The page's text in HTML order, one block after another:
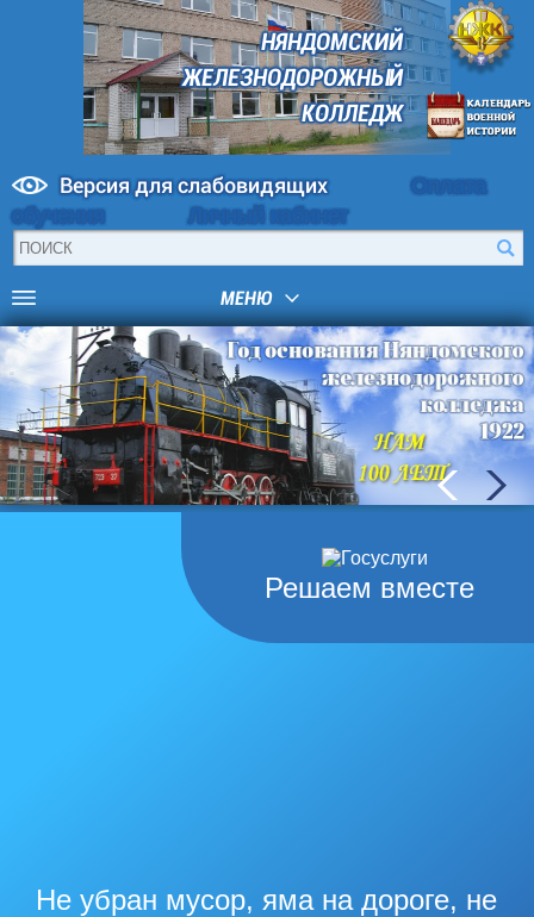
НЯНДОМСКИЙ
ЖЕЛЕЗНОДОРОЖНЫЙ
КОЛЛЕДЖ
Версия для слабовидящих
Оплата
обучения
Личный кабинет
МЕНЮ
Решаем вместе
Не убран мусор, яма на дороге, не